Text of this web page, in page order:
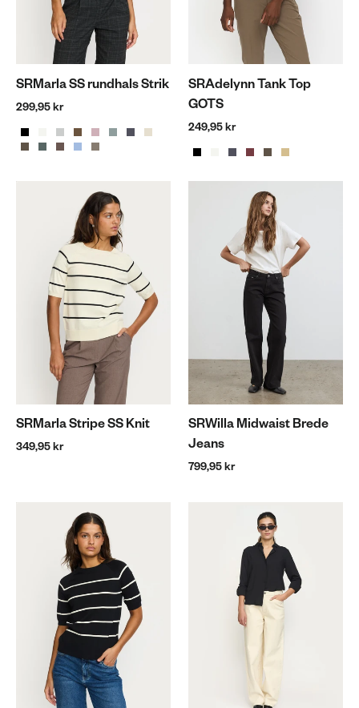
SRMarla SS rundhals Strik
299,95 kr
SRAdelynn Tank Top
GOTS
249,95 kr
SRMarla Stripe SS Knit
349,95 kr
SRWilla Midwaist Brede
Jeans
799,95 kr